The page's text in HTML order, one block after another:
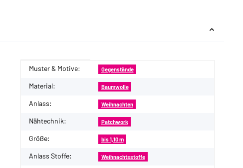
Produkteigenschaft
Wert
Muster & Motive: Gegenstände
Material: Baumwolle
Anlass: Weihnachten
Nähtechnik: Patchwork
Größe: bis 1,10 m
Anlass Stoffe: Weihnachtsstoffe